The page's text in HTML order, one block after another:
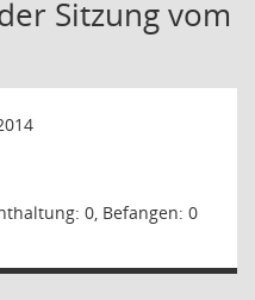
Sitzung vom
0, Befangen: 0